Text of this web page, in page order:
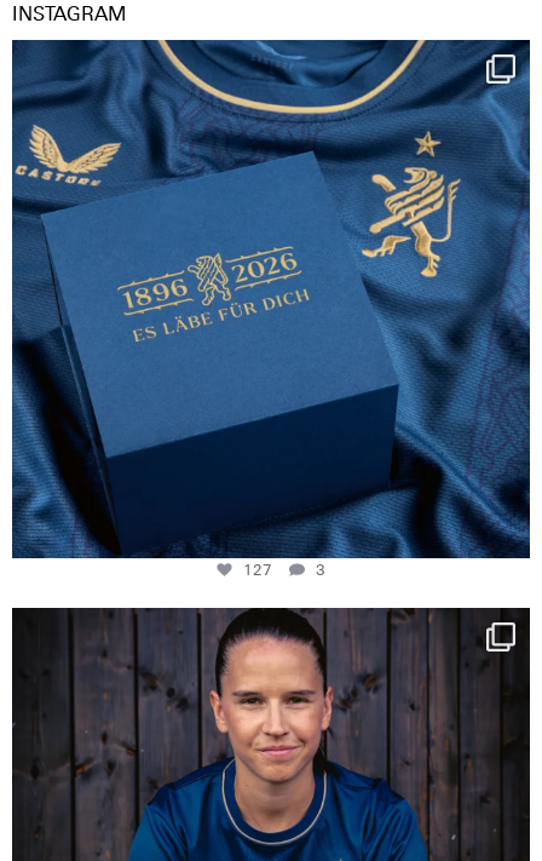
INSTAGRAM
Happy Birthday FCZ
130 years filled ...
127
3
127 3
NIE USENAND GAH
Some anniversaries
292
5